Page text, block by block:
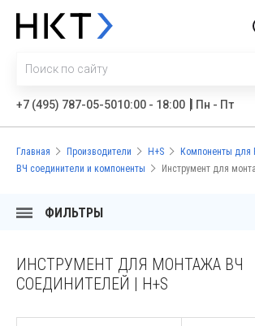
+7 (495) 787-05-5010:00 - 18:00 Пн - Пт
Главная Производители H+S
Компоненты для
ВЧ соединители и компоненты
Инструмент для
ФИЛЬТРЫ
ИНСТРУМЕНТ ДЛЯ МОНТАЖА ВЧ
СОЕДИНИТЕЛЕЙ | H+S